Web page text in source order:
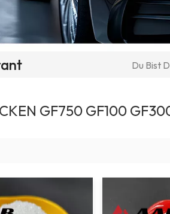
Du Bist
GF750 GF100